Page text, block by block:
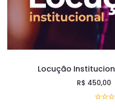
Locução
R$ 450,00